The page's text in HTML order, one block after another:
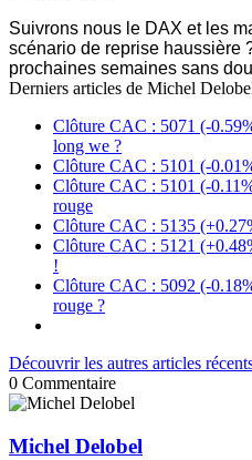
Suivrons nous le DAX et les
scénario de reprise haussière
prochaines semaines sans
Derniers articles de Michel
Clôture CAC : 5071 (-
long we ?
Clôture CAC : 5101 (-
Clôture CAC : 5101 (-
rouge
Clôture CAC : 5135
Clôture CAC : 5121
!
Clôture CAC : 5092 (-
rouge ?
Découvrir les autres articles
0 Commentaire
Michel Delobel